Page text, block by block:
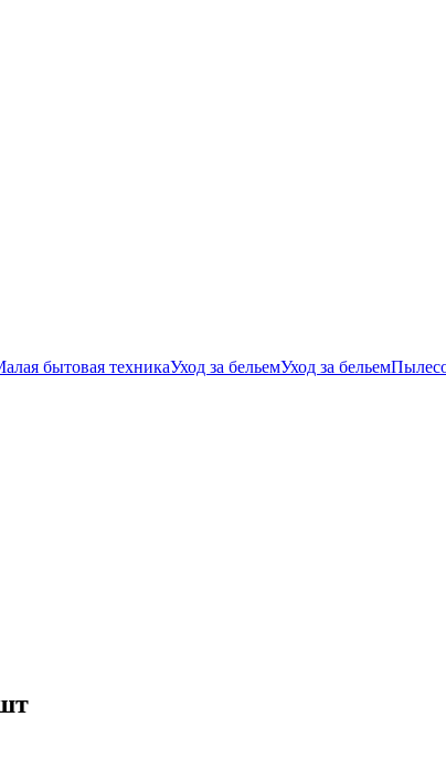
бытовая техникаУход за бельемУход за бельем